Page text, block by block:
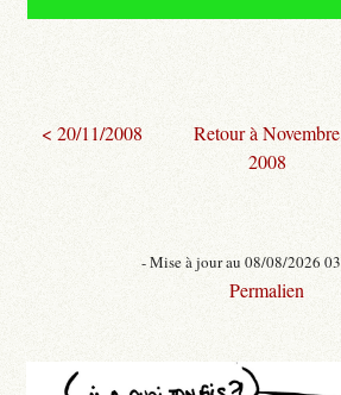
< 20/11/2008
Retour à Novembre
2008
- Mise à jour au 08/08/2026
Permalien